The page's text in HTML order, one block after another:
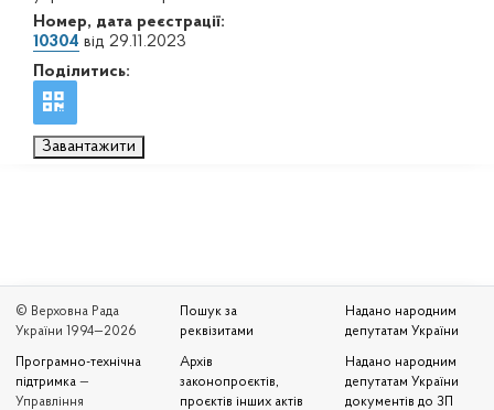
Номер, дата реєстрації:
10304 від 29.11.2023
Поділитись:
Завантажити
© Верховна Рада
України 1994—2026
Програмно-технічна
підтримка —
Управління
Пошук за
реквізитами
Архів
законопроєктів,
проєктів інших актів
Надано народним
депутатам України
Надано народним
депутатам України
документів до ЗП